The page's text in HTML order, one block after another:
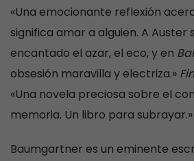
«Una emocionante reflexión
significa amar a alguien. A Auster
encantado el azar, el eco, y en
obsesión maravilla y electriza.»
«Una novela preciosa sobre el
memoria. Un libro para subrayar.»
Baumgartner es un eminente